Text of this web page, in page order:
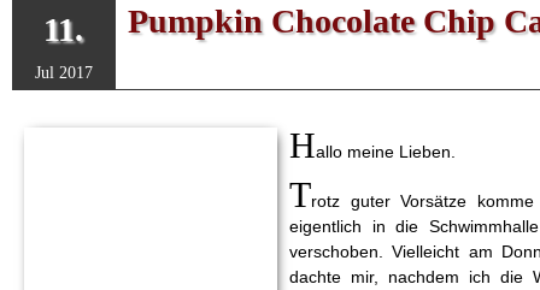
11.
Jul 2017
Pumpkin Chocolate Chip
Hallo meine Lieben.
Trotz guter Vorsätze
eigentlich in die
verschoben. Vielleicht am
dachte mir, nachdem ich die